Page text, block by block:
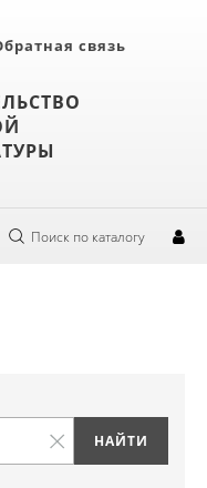
связь
Поиск по каталогу